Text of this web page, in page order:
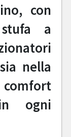
con
a
nella
ogni